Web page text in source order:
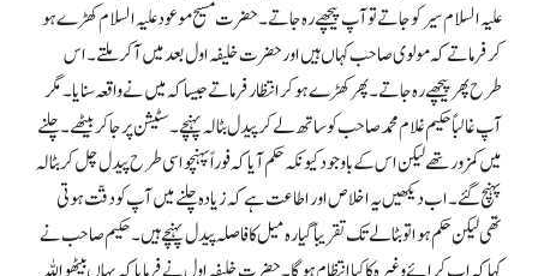
علیہ السلام سیر کو جاتے تو آپ پیچھے رہ جاتے۔ حضرت مسیح موعود علیہ السلام کھڑے ہو
کر فرماتے کہ مولوی صاحب کہاں ہیں اور حضرت خلیفہ اول بعد میں آکر ملتے۔ اس
طرح پھر پیچھے رہ جاتے۔ پھر کھڑے ہو کر انتظار فرماتے جیساکہ میں نے واقعہ سنایا۔ مگر
آپ غالباً حکیم غلام محمد صاحب کو ساتھ لے کر پیدل بٹالہ پہنچے۔ سٹیشن پر جا کر بیٹھے۔ چلنے
میں کمزور تھے لیکن اس کے باوجود کیونکہ حکم آیا کہ فوراً پہنچو اسی طرح پیدل چل کر بٹالہ
پہنچ گئے۔ اب دیکھیں یہ اخلاص اور اطاعت ہے کہ زیادہ چلنے میں آپ کو دقّت ہوتی
تھی لیکن حکم ہوا تو بٹالے تک تقریباً گیارہ میل کا فاصلہ پیدل پہنچے ہیں۔ حکیم صاحب نے